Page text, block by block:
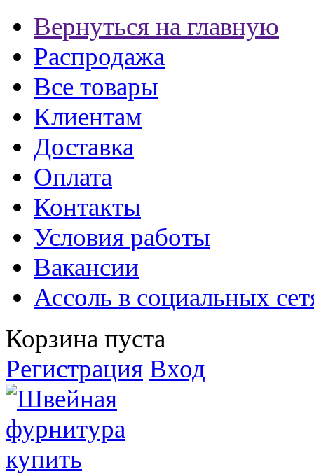
Вернуться на главную
Распродажа
Все товары
Клиентам
Доставка
Оплата
Контакты
Условия работы
Вакансии
Ассоль в социальных
Корзина пуста
Регистрация Вход